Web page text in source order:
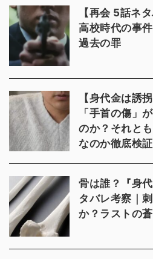
【再会 5話ネ
高校時代の事
過去の罪
【身代金は誘
「手首の傷」
のか？それと
なのか徹底検証
骨は誰？『身
タバレ考察｜
か？ラストの